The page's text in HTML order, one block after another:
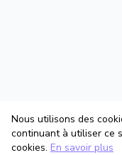
Nous utilisons des
continuant à utiliser ce
cookies. En savoir plus